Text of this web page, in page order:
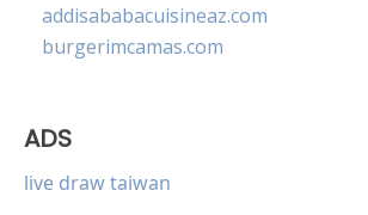
addisababacuisineaz.com
burgerimcamas.com
ADS
live draw taiwan